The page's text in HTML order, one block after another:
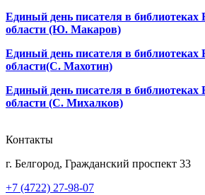
Единый день писателя в библиотеках
области (Ю. Макаров)
Единый день писателя в библиотеках
области(С. Махотин)
Единый день писателя в библиотеках
области (C. Михалков)
Контакты
г. Белгород, Гражданский проспект 33
+7 (4722) 27-98-07